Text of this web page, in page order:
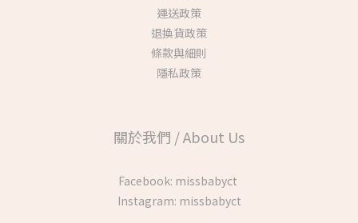
運送政策
退換貨政策
條款與細則
隱私政策
關於我們 / About Us
Facebook: missbabyct
Instagram: missbabyct